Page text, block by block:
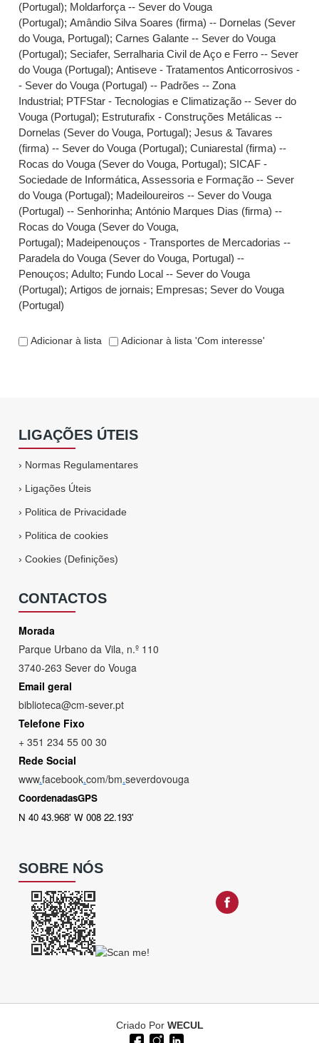
(Portugal); Moldarforça -- Sever do Vouga
(Portugal);Amândio Silva Soares (firma) -- Dornelas (Sever
do Vouga, Portugal);Carnes Galante -- Sever do Vouga
(Portugal); Seciafer, Serralharia Civil de Aço e Ferro -- Sever
do Vouga (Portugal);Antiseve - Tratamentos Anticorrosivos -
- Sever do Vouga (Portugal) -- Padrões -- Zona
Industrial; PTFStar - Tecnologias e Climatização -- Sever do
Vouga (Portugal); Estruturafix - Construções Metálicas --
Dornelas (Sever do Vouga, Portugal);Jesus & Tavares
(firma) -- Sever do Vouga (Portugal);Cuniarestal (firma) --
Rocas do Vouga (Sever do Vouga, Portugal); SICAF -
Sociedade de Informática, Assessoria e Formação -- Sever
do Vouga (Portugal); Madeiloureiros -- Sever do Vouga
(Portugal) -- Senhorinha;António Marques Dias (firma) --
Rocas do Vouga (Sever do Vouga,
Portugal); Madeipenouços - Transportes de Mercadorias --
Paradela do Vouga (Sever do Vouga, Portugal) --
Penouços;Adulto; Fundo Local -- Sever do Vouga
(Portugal);Artigos de jornais; Empresas; Sever do Vouga
(Portugal)
Adicionar à lista Adicionar à lista 'Com interesse'
LIGAÇÕES ÚTEIS
› Normas Regulamentares
› Ligações Úteis
› Politica de Privacidade
› Politica de cookies
›Cookies (Definições)
CONTACTOS
Morada
Parque Urbano da Vila, n.º 110
3740-263 Sever do Vouga
Email geral
biblioteca@cm-sever.pt
Telefone Fixo
+ 351 234 55 00 30
Rede Social
www.facebook.com/bm.severdovouga
CoordenadasGPS
N 40 43.968' W 008 22.193'
SOBRE NÓS
Criado Por WECUL